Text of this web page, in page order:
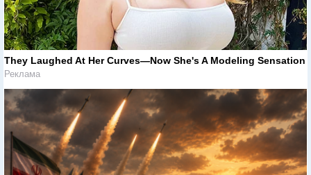
They Laughed At Her Curves—Now She's A Modeling Sensation
Реклама